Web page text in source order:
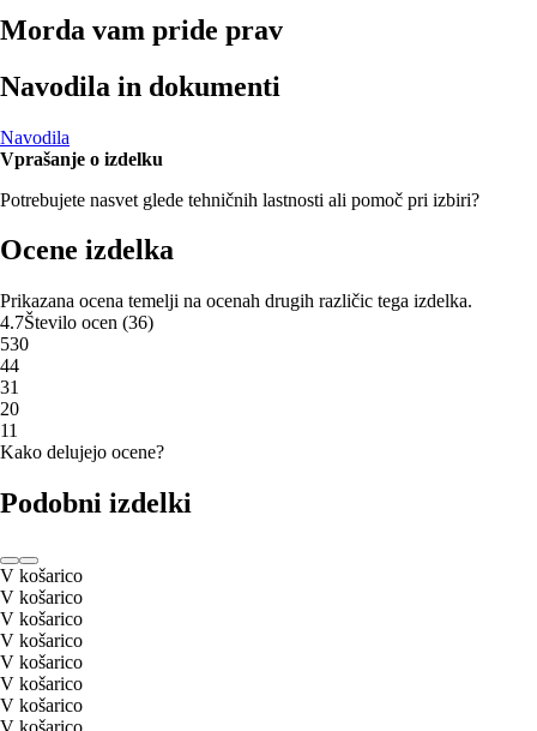
Morda vam pride prav
Navodila in dokumenti
Navodila
Vprašanje o izdelku
Potrebujete nasvet glede tehničnih lastnosti ali pomoč pri izbiri?
Ocene izdelka
Prikazana ocena temelji na ocenah drugih različic tega izdelka.
4.7Število ocen (36)
530
44
31
20
11
Kako delujejo ocene?
Podobni izdelki
V košarico
V košarico
V košarico
V košarico
V košarico
V košarico
V košarico